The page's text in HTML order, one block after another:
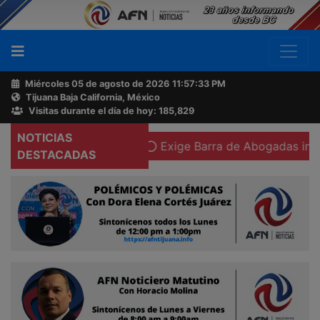
Miércoles 05 de agosto de 2026 11:57:34 PM
Tijuana Baja California, México
Visitas durante el día de hoy: 185,829
NOTICIAS
DESTACADAS
electorales Exige Barra de Abogadas
Buscador
Acerca
de
AFN
Ventas
Contacto
Reportero